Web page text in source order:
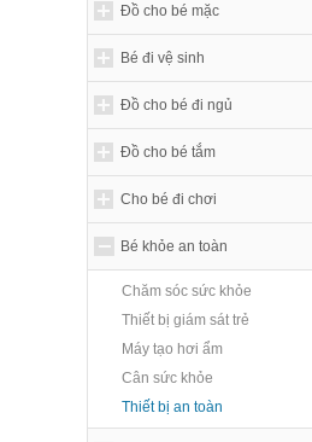
Đồ cho bé mặc
Bé đi vệ sinh
Đồ cho bé đi ngủ
Đồ cho bé tắm
Cho bé đi chơi
Bé khỏe an toàn
Chăm sóc sức khỏe
Thiết bị giám sát trẻ
Máy tạo hơi ẩm
Cân sức khỏe
Thiết bị an toàn